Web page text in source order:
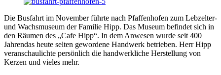
Die Busfahrt im November führte nach Pfaffenhofen zum Lebzelter-
und Wachsmuseum der Familie Hipp. Das Museum befindet sich in
den Räumen des „Cafe Hipp“. In dem Anwesen wurde seit 400
Jahrendas heute selten gewordene Handwerk betrieben. Herr Hipp
veranschaulichte persönlich die handwerkliche Herstellung von
Kerzen und vieles mehr.